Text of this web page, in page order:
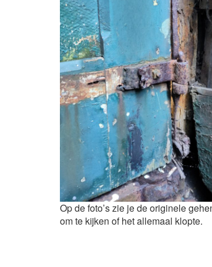
Op de foto’s zie je de originele
om te kijken of het allemaal klopte.